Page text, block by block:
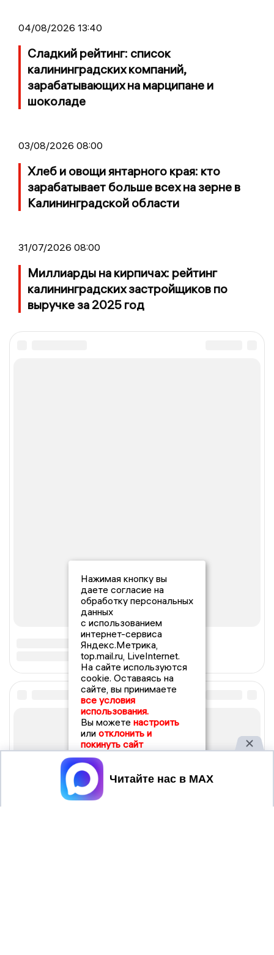
04/08/2026 13:40
Сладкий рейтинг: список
калининградских компаний,
зарабатывающих на марципане и
шоколаде
03/08/2026 08:00
Хлеб и овощи янтарного края: кто
зарабатывает больше всех на зерне в
Калининградской области
31/07/2026 08:00
Миллиарды на кирпичах: рейтинг
калининградских застройщиков по
выручке за 2025 год
Нажимая кнопку вы
даете согласие на
обработку персональных
данных
с использованием
интернет-сервиса
Яндекс.Метрика,
top.mail.ru, LiveInternet.
На сайте используются
cookie. Оставаясь на
сайте, вы принимаете
все условия
использования.
Вы можете настроить
или отклонить и
покинуть сайт
Принять